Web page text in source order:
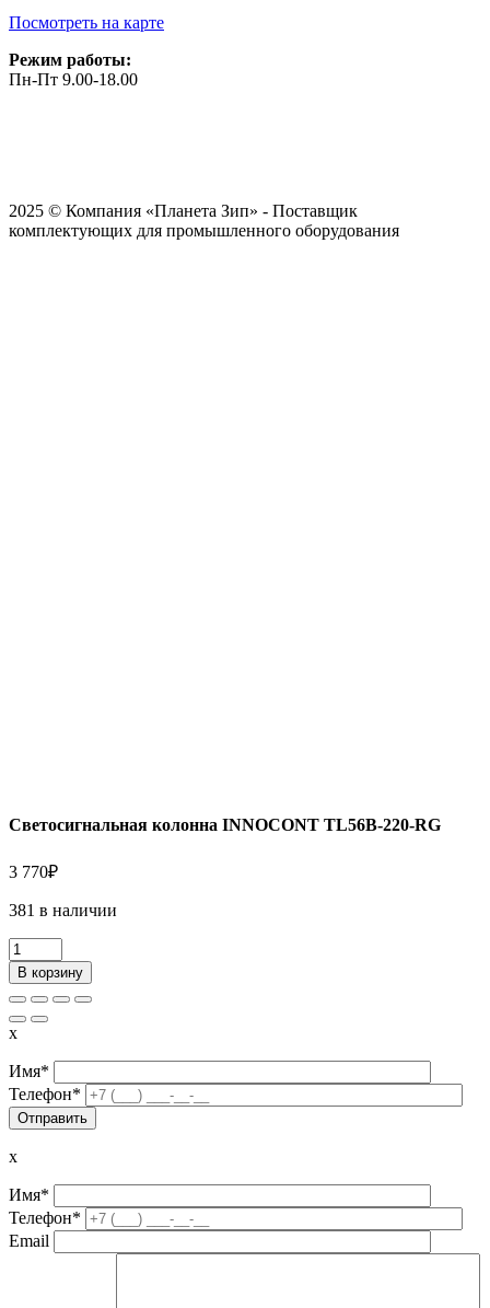
Посмотреть на карте
Режим работы:
Пн-Пт 9.00-18.00
2025 © Компания «Планета Зип» - Поставщик
комплектующих для промышленного оборудования
Светосигнальная колонна INNOCONT TL56B-220-RG
3 770₽
381 в наличии
Количество
товара
Светосигнальная
колонна
INNOCONT
TL56B-
220-
RG
В корзину
x
Имя*
Телефон*
x
Имя*
Телефон*
Email